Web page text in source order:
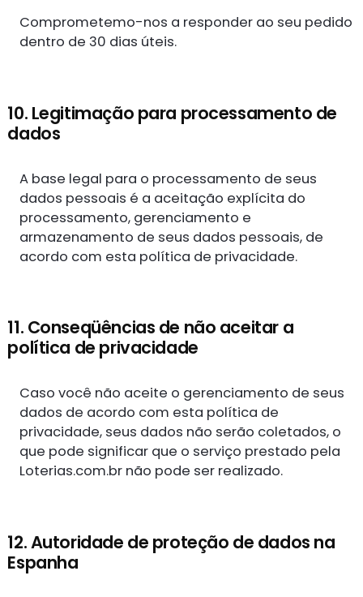
Comprometemo-nos a responder ao seu pedido
dentro de 30 dias úteis.
10. Legitimação para processamento de
dados
A base legal para o processamento de seus
dados pessoais é a aceitação explícita do
processamento, gerenciamento e
armazenamento de seus dados pessoais, de
acordo com esta política de privacidade.
11. Conseqüências de não aceitar a
política de privacidade
Caso você não aceite o gerenciamento de seus
dados de acordo com esta política de
privacidade, seus dados não serão coletados, o
que pode significar que o serviço prestado pela
Loterias.com.br não pode ser realizado.
12. Autoridade de proteção de dados na
Espanha